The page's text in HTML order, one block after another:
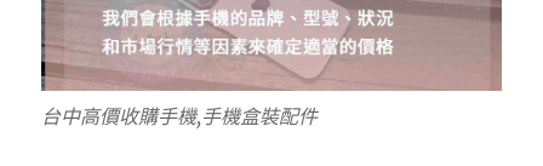
台中高價收購手機,手機盒裝配件